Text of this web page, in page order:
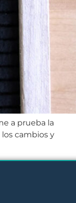
a prueba la
cambios y